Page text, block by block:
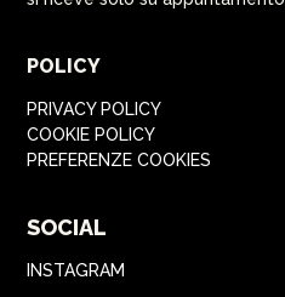
POLICY
PRIVACY POLICY
COOKIE POLICY
PREFERENZE COOKIES
SOCIAL
INSTAGRAM